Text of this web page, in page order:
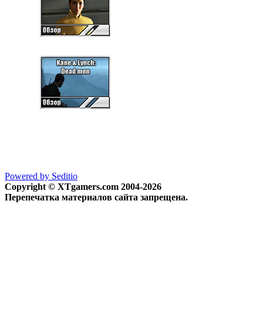
Powered by Seditio
Copyright © XTgamers.com 2004-2026
Перепечатка материалов сайта запрещена.